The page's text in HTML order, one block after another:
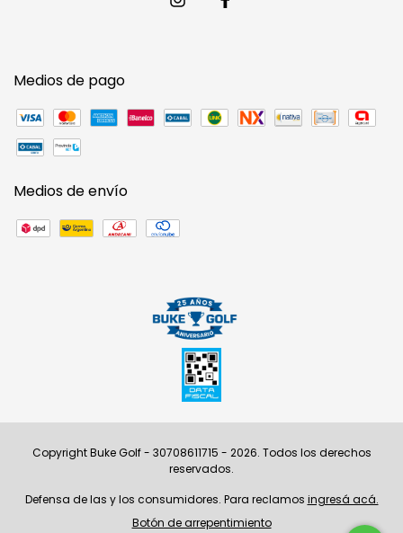
Medios de pago
Medios de envío
Copyright Buke Golf - 30708611715 - 2026. Todos los derechos
reservados.
Defensa de las y los consumidores. Para reclamos ingresá acá.
Botón de arrepentimiento